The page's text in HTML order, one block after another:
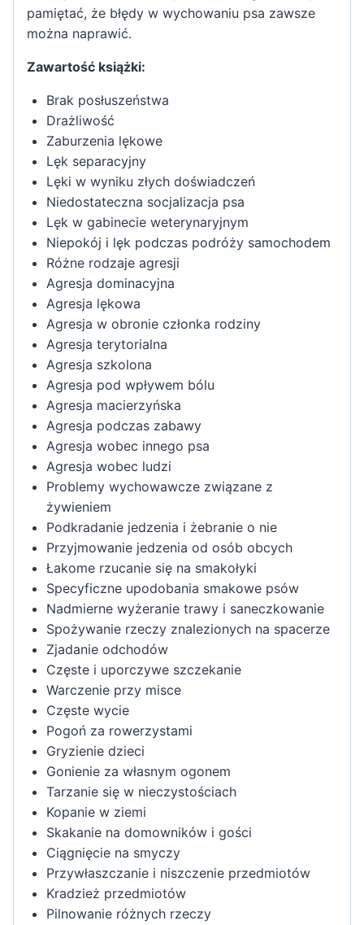
pamiętać, że błędy w wychowaniu psa zawsze
można naprawić.
Zawartość książki:
Brak posłuszeństwa
Drażliwość
Zaburzenia lękowe
Lęk separacyjny
Lęki w wyniku złych doświadczeń
Niedostateczna socjalizacja psa
Lęk w gabinecie weterynaryjnym
Niepokój i lęk podczas podróży samochodem
Różne rodzaje agresji
Agresja dominacyjna
Agresja lękowa
Agresja w obronie członka rodziny
Agresja terytorialna
Agresja szkolona
Agresja pod wpływem bólu
Agresja macierzyńska
Agresja podczas zabawy
Agresja wobec innego psa
Agresja wobec ludzi
Problemy wychowawcze związane z
żywieniem
Podkradanie jedzenia i żebranie o nie
Przyjmowanie jedzenia od osób obcych
Łakome rzucanie się na smakołyki
Specyficzne upodobania smakowe psów
Nadmierne wyżeranie trawy i saneczkowanie
Spożywanie rzeczy znalezionych na spacerze
Zjadanie odchodów
Częste i uporczywe szczekanie
Warczenie przy misce
Częste wycie
Pogoń za rowerzystami
Gryzienie dzieci
Gonienie za własnym ogonem
Tarzanie się w nieczystościach
Kopanie w ziemi
Skakanie na domowników i gości
Ciągnięcie na smyczy
Przywłaszczanie i niszczenie przedmiotów
Kradzież przedmiotów
Pilnowanie różnych rzeczy